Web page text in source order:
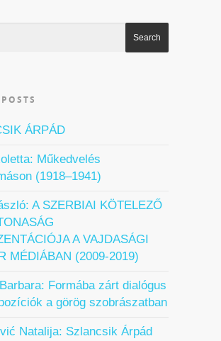
ÁRPÁD
Műkedvelés
(1918–1941)
A SZERBIAI KÖTELEZŐ
A VAJDASÁGI
MÉDIÁBAN (2009-2019)
Formába zárt dialógus
a görög szobrászatban
Natalija: Szlancsik Árpád